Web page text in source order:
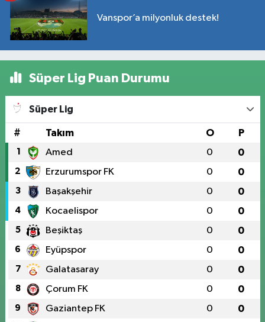
Vanspor’a milyonluk destek!
Süper Lig Puan Durumu
Süper Lig
# Takım O P
1 Amed 0 0
2 Erzurumspor FK 0 0
3 Başakşehir 0 0
4 Kocaelispor 0 0
5 Beşiktaş 0 0
6 Eyüpspor 0 0
7 Galatasaray 0 0
8 Çorum FK 0 0
9 Gaziantep FK 0 0